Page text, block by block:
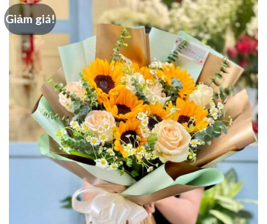
Giảm giá!